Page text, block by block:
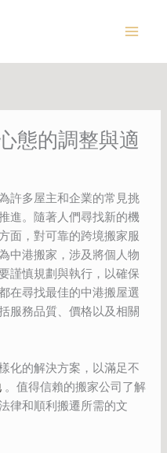
態的調整與適
許多屋主和企業的常見挑
進。隨著人們尋找新的機
面，對可靠的跨境搬家服
中港搬家，涉及將個人物
謹慎規劃與執行，以確保
在尋找最佳的中港搬屋選
服務品質、價格以及相關
化的解決方案，以滿足不
。值得信賴的搬家公司了解
律和順利搬遷所需的文